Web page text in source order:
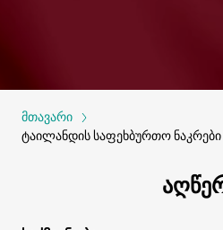
მთავარი
ტაილანდის საფეხბურთო